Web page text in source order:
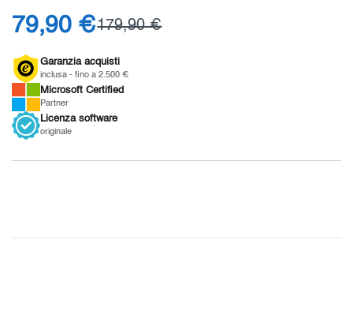
79,90 €179,90 €
Garanzia acquisti
inclusa - fino a 2.500 €
Microsoft Certified
Partner
Licenza software
originale